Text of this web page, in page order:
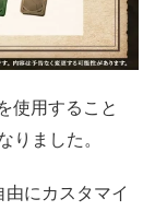
使用すること
りました。
にカスタマイ